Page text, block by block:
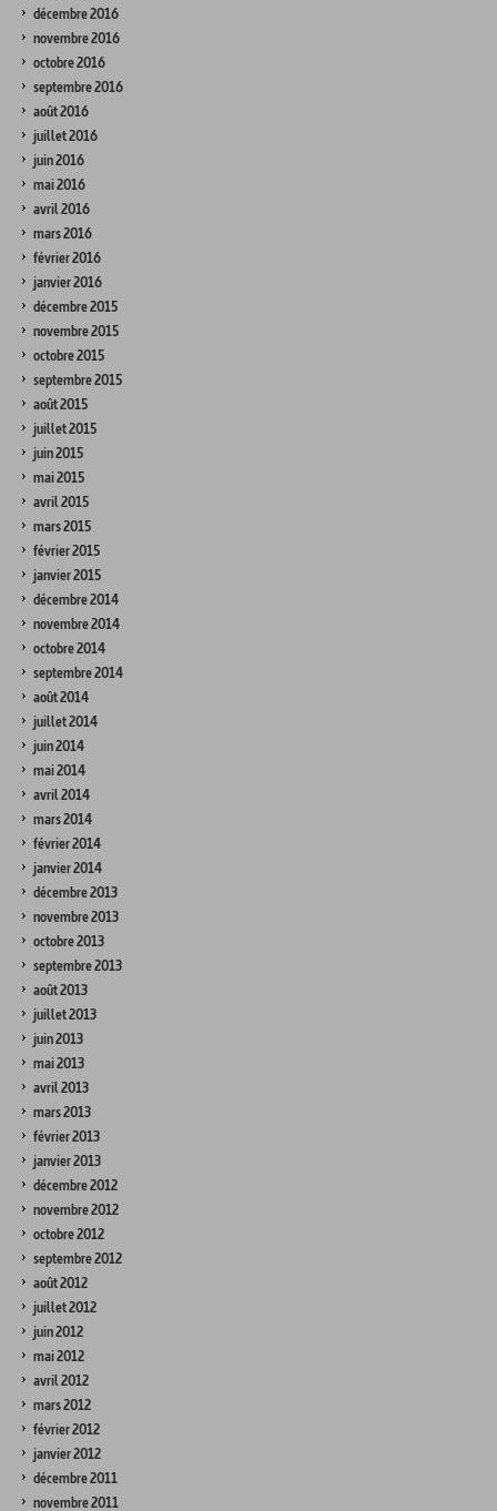
décembre 2016
novembre 2016
octobre 2016
septembre 2016
août 2016
juillet 2016
juin 2016
mai 2016
avril 2016
mars 2016
février 2016
janvier 2016
décembre 2015
novembre 2015
octobre 2015
septembre 2015
août 2015
juillet 2015
juin 2015
mai 2015
avril 2015
mars 2015
février 2015
janvier 2015
décembre 2014
novembre 2014
octobre 2014
septembre 2014
août 2014
juillet 2014
juin 2014
mai 2014
avril 2014
mars 2014
février 2014
janvier 2014
décembre 2013
novembre 2013
octobre 2013
septembre 2013
août 2013
juillet 2013
juin 2013
mai 2013
avril 2013
mars 2013
février 2013
janvier 2013
décembre 2012
novembre 2012
octobre 2012
septembre 2012
août 2012
juillet 2012
juin 2012
mai 2012
avril 2012
mars 2012
février 2012
janvier 2012
décembre 2011
novembre 2011